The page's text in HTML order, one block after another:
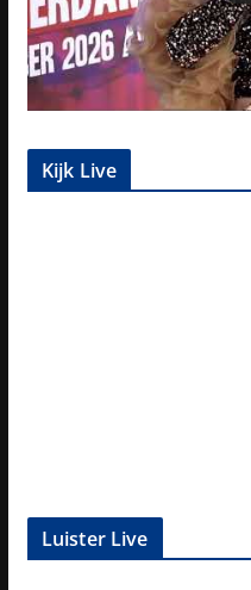
Kijk Live
Luister Live